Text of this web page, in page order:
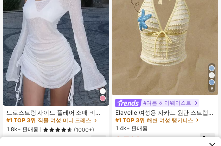
드로스트링 사이드 플레어 소매 비대
칭 넥라인 브라리스 화이트 봄 우아한
웨딩 게스트 드레스
#1 TOP 3위 직물 여성 미니 드레스
1.8k+ 판매됨
(1000+)
5
#여름 하이웨이스트
Elavelle 여성용 자카드 원단 스트랩
불가사리 장식 홀터 탑, 봄/여름에 적
합 (탑만 포함, 반바지 미포함)
#1 TOP 3위 해변 여성 탱키니스
1.4k+ 판매됨
8,702